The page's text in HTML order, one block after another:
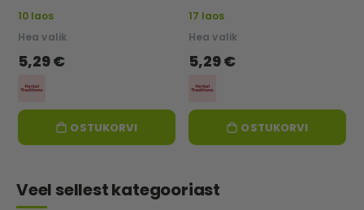
10 laos
Hea valik
5,29 €
OSTUKORVI
17 laos
Hea valik
5,29 €
OSTUKORVI
Veel sellest kategooriast